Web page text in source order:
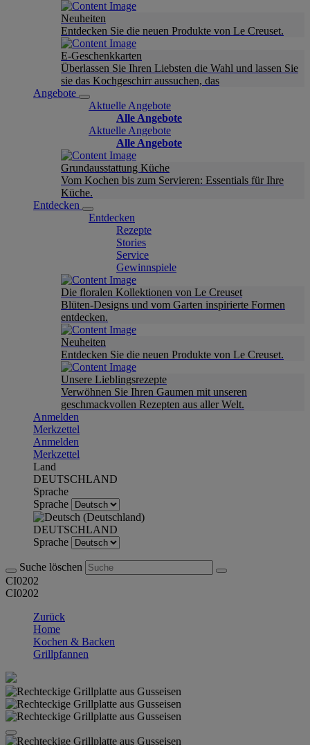
Neuheiten
Entdecken Sie die neuen Produkte von Le Creuset.
E-Geschenkkarten
Überlassen Sie Ihren Liebsten die Wahl und lassen Sie
sie das Kochgeschirr aussuchen, das
Angebote
Aktuelle Angebote
Alle Angebote
Aktuelle Angebote
Alle Angebote
Grundausstattung Küche
Vom Kochen bis zum Servieren: Essentials für Ihre
Küche.
Entdecken
Entdecken
Rezepte
Stories
Service
Gewinnspiele
Die floralen Kollektionen von Le Creuset
Blüten-Designs und vom Garten inspirierte Formen
entdecken.
Neuheiten
Entdecken Sie die neuen Produkte von Le Creuset.
Unsere Lieblingsrezepte
Verwöhnen Sie Ihren Gaumen mit unseren
geschmackvollen Rezepten aus aller Welt.
Anmelden
Merkzettel
Anmelden
Merkzettel
Land
DEUTSCHLAND
Sprache
Sprache
DEUTSCHLAND
Sprache
Suche löschen
CI0202
CI0202
Zurück
Home
Kochen & Backen
Grillpfannen